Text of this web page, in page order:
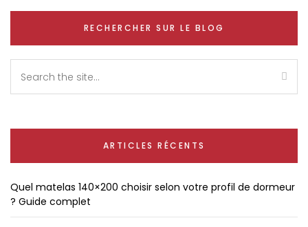
RECHERCHER SUR LE BLOG
ARTICLES RÉCENTS
Quel matelas 140×200 choisir selon votre profil de dormeur
? Guide complet